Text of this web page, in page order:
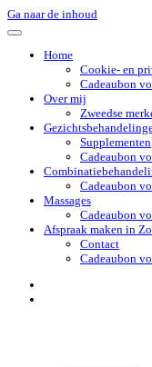
Ga naar de inhoud
Home
Cookie- en
Cadeaubon
Over mij
Zweedse
Supplementen
Cadeaubon
Cadeaubon
Massages
Cadeaubon
Afspraak maken in
Contact
Cadeaubon